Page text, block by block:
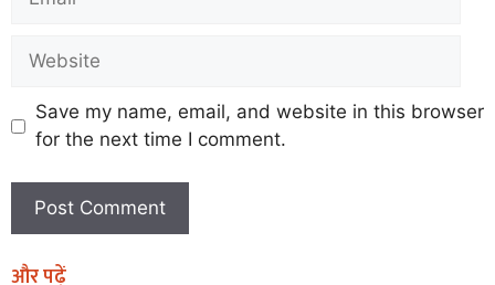
Save my name, email, and website in this browser
for the next time I comment.
और पढ़ें